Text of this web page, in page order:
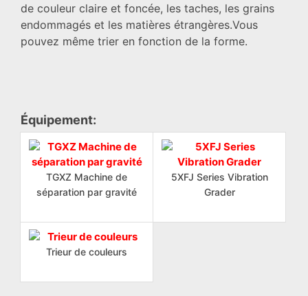
de couleur claire et foncée, les taches, les grains
endommagés et les matières étrangères.Vous
pouvez même trier en fonction de la forme.
Équipement:
TGXZ Machine de
séparation par gravité
5XFJ Series Vibration
Grader
Trieur de couleurs